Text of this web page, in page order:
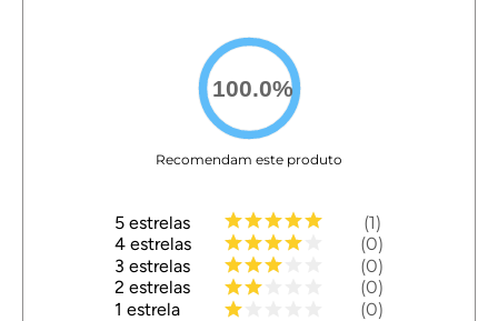
100.0%
Recomendam este produto
5 estrelas
4 estrelas
3 estrelas
2 estrelas
1 estrela
1
0
0
0
0